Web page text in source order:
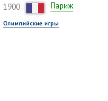
1900
Париж
Олимпийские игры